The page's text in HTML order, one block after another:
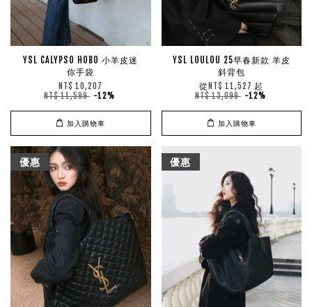
YSL CALYPSO HOBO 小羊皮迷
你手袋
NT$ 10,207
NT$ 11,599 -12%
加入購物車
YSL LOULOU 25早春新款 羊皮
斜背包
從 NT$ 11,527 起
NT$ 13,099 -12%
加入購物車
優惠 優惠